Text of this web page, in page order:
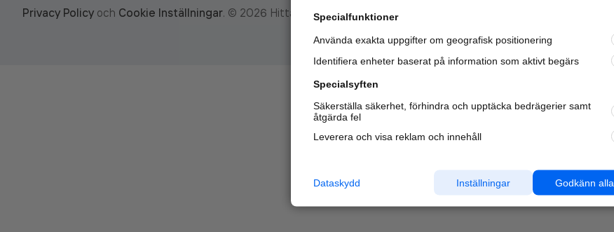
Privacy Policy och Cookie Inställningar. © 2026 Hitta.se Specialfunktioner
Använda exakta uppgifter om geografisk positionering
Identifiera enheter baserat på information som aktivt begärs
Specialsyften
Säkerställa säkerhet, förhindra och upptäcka bedrägerier samt
åtgärda fel
Leverera och visa reklam och innehåll
Godkänn alla
Inställningar
Dataskydd